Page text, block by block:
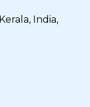
India,